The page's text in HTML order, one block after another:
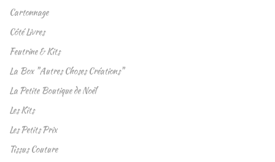
Cartonnage
Côté Livres
Feutrine & Kits
La Box "Autres Choses Créations"
La Petite Boutique de Noël
Les Kits
Les Petits Prix
Tissus Couture